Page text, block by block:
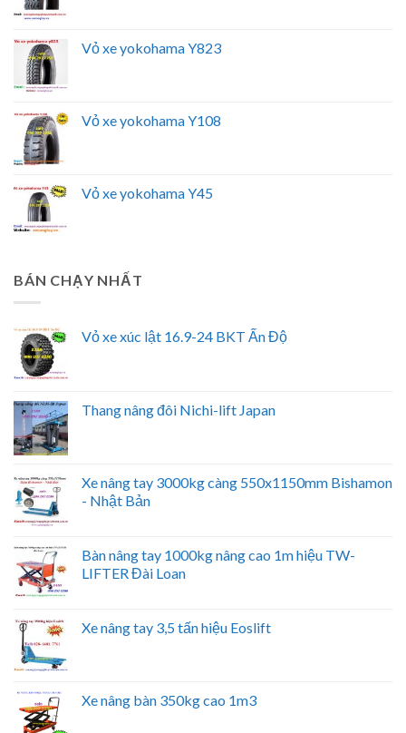
Vỏ xe yokohama Y823
Vỏ xe yokohama Y108
Vỏ xe yokohama Y45
BÁN CHẠY NHẤT
Vỏ xe xúc lật 16.9-24 BKT Ấn Độ
Thang nâng đôi Nichi-lift Japan
Xe nâng tay 3000kg càng 550x1150mm Bishamon
- Nhật Bản
Bàn nâng tay 1000kg nâng cao 1m hiệu TW-
LIFTER Đài Loan
Xe nâng tay 3,5 tấn hiệu Eoslift
Xe nâng bàn 350kg cao 1m3